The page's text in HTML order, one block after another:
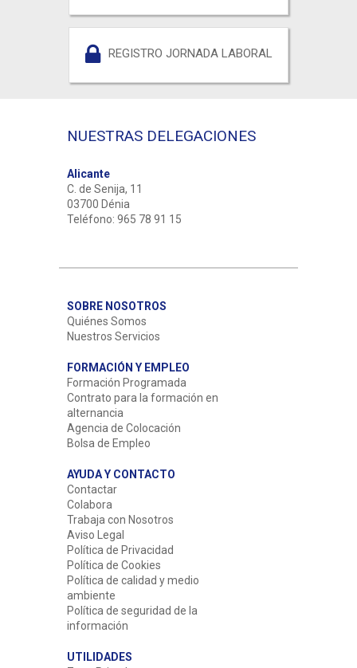
REGISTRO JORNADA LABORAL
NUESTRAS DELEGACIONES
Alicante
C. de Senija, 11
03700 Dénia
Teléfono: 965 78 91 15
SOBRE NOSOTROS
Quiénes Somos
Nuestros Servicios
FORMACIÓN Y EMPLEO
Formación Programada
Contrato para la formación en
alternancia
Agencia de Colocación
Bolsa de Empleo
AYUDA Y CONTACTO
Contactar
Colabora
Trabaja con Nosotros
Aviso Legal
Política de Privacidad
Política de Cookies
Política de calidad y medio
ambiente
Política de seguridad de la
información
UTILIDADES